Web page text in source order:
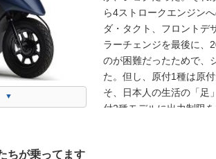
ら4ストロークエンジン
ダ・タクト、フロントデ
ラーチェンジを最後に、
のが困難だったためで、
た。但し、原付1種は原
そ、日本人の生活の「足
付2種モデルに出力制限
ちが乗ってます